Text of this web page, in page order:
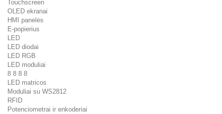
Touchscreen
OLED ekranai
HMI panelės
E-popierius
LED
LED diodai
LED RGB
LED moduliai
8 8 8 8
LED matricos
Moduliai su WS2812
RFID
Potenciometrai ir enkoderiai